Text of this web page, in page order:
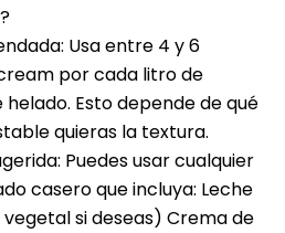
Usa entre 4 y 6
por cada litro de
Esto depende de qué
quieras la textura.
Puedes usar cualquier
casero que incluya: Leche
si deseas) Crema de